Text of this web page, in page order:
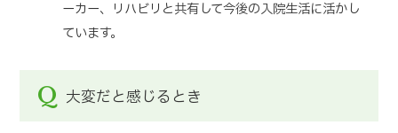
ーカー、リハビリと共有して今後の入院生活に活かし
ています。
Q 大変だと感じるとき